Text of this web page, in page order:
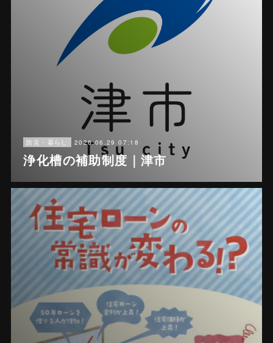
防災・暮らし 2026.06.29 07:18
浄化槽の補助制度｜津市